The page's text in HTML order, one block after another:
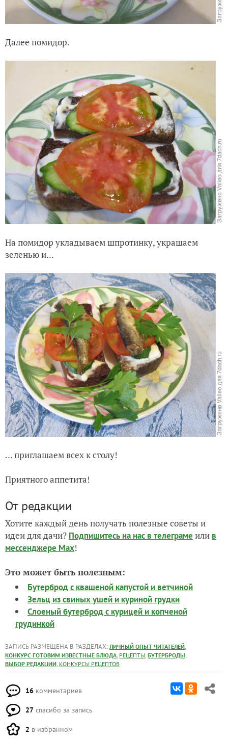
Далее помидор.
На помидор укладываем шпротинку, украшаем
зеленью и...
… приглашаем всех к столу!
Приятного аппетита!
От редакции
Хотите каждый день получать полезные советы и
идеи для дачи? Подпишитесь на нас в телеграме или в
мессенджере Max!
Это может быть полезным:
Бутерброд с квашеной капустой и ветчиной
Зельц из свиных ушей и куриной грудки
Слоеный бутерброд с курицей и копченой
грудинкой
ЗАПИСЬ РАЗМЕЩЕНА В РАЗДЕЛАХ: ЛИЧНЫЙ ОПЫТ ЧИТАТЕЛЕЙ,
КОНКУРС ГОТОВИМ ИЗВЕСТНЫЕ БЛЮДА, РЕЦЕПТЫ, БУТЕРБРОДЫ,
ВЫБОР РЕДАКЦИИ, КОНКУРСЫ РЕЦЕПТОВ
16 комментариев
27 спасибо за запись
2 в избранном